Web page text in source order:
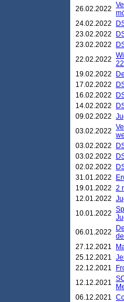
26.02.2022
24.02.2022
23.02.2022
23.02.2022
22.02.2022
19.02.2022
17.02.2022
16.02.2022
14.02.2022
09.02.2022
03.02.2022
03.02.2022
03.02.2022
02.02.2022
31.01.2022
19.01.2022 2
12.01.2022
10.01.2022
06.01.2022
27.12.2021
25.12.2021
22.12.2021
12.12.2021
06.12.2021